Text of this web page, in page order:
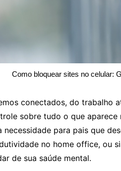
Como bloquear sites no celular:
conectados, do trabalho
sobre tudo o que aparece
necessidade para pais que
no home office, ou
de sua saúde mental.